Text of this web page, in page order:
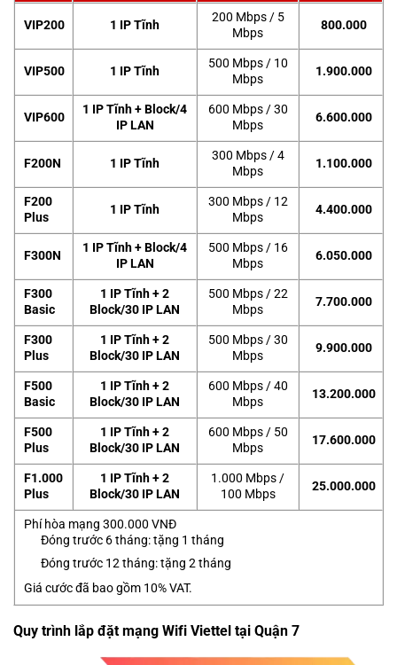
VIP200 1 IP Tĩnh
200 Mbps / 5
Mbps
800.000
VIP500 1 IP Tĩnh
500 Mbps / 10
Mbps
1.900.000
VIP600
1 IP Tĩnh + Block/4
IP LAN
600 Mbps / 30
Mbps
6.600.000
F200N 1 IP Tĩnh
300 Mbps / 4
Mbps
1.100.000
F200
Plus
1 IP Tĩnh
300 Mbps / 12
Mbps
4.400.000
F300N
1 IP Tĩnh + Block/4
IP LAN
500 Mbps / 16
Mbps
6.050.000
F300
Basic
1 IP Tĩnh + 2
Block/30 IP LAN
500 Mbps / 22
Mbps
7.700.000
F300
Plus
1 IP Tĩnh + 2
Block/30 IP LAN
500 Mbps / 30
Mbps
9.900.000
F500
Basic
1 IP Tĩnh + 2
Block/30 IP LAN
600 Mbps / 40
Mbps
13.200.000
F500
Plus
1 IP Tĩnh + 2
Block/30 IP LAN
600 Mbps / 50
Mbps
17.600.000
F1.000
Plus
1 IP Tĩnh + 2
Block/30 IP LAN
1.000 Mbps /
100 Mbps
25.000.000
Phí hòa mạng 300.000 VNĐ
Đóng trước 6 tháng: tặng 1 tháng
Đóng trước 12 tháng: tặng 2 tháng
Giá cước đã bao gồm 10% VAT.
Quy trình lắp đặt mạng Wifi Viettel tại Quận 7